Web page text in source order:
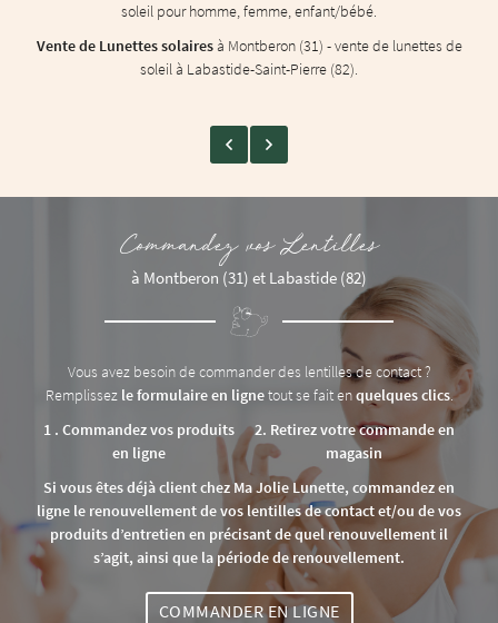
soleil pour homme, femme, enfant/bébé.
Vente de Lunettes solairesà Montberon (31) - vente de lunettes de
soleil à Labastide-Saint-Pierre (82).
Commandez vos Lentilles
à Montberon (31) et Labastide (82)
Vous avez besoin de commander des lentilles de contact ?
Remplissez le formulaire en lignetout se fait enquelques clics.
1 . Commandez vos produits
en ligne
2. Retirez votre commande en
magasin
Si vous êtes déjà client chez Ma Jolie Lunette, commandez en
ligne le renouvellement de vos lentilles de contact et/ou de vos
produits d’entretien en précisant de quel renouvellement il
s’agit, ainsi que la période de renouvellement.
COMMANDER EN LIGNE